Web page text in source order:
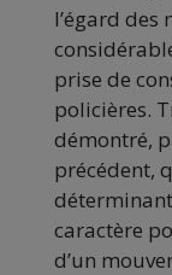
l’égard des
prise de
policières.
démontré,
précédent,
déterminant
caractère
d’un